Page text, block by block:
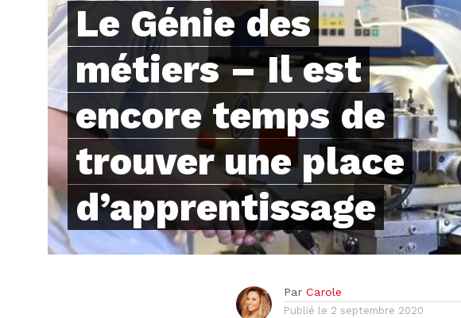
Le Génie des
métiers – Il est
encore temps de
trouver une place
d’apprentissage
Par Carole
Publié le 2 septembre 2020